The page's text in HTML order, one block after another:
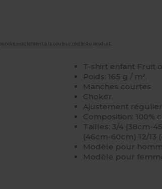
exactement à la couleur réelle du produit.
T-shirt enfant Fruit
Poids: 165 g / m².
Manches courtes
Choker.
Ajustement
Composition: 100%
Tailles: 3/4 (38cm-
(46cm-60cm) 12/13
Modèle pour
Modèle pour